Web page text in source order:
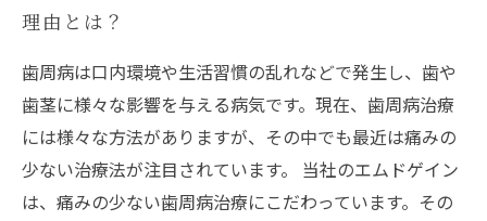
理由とは？
歯周病は口内環境や生活習慣の乱れなどで発生し、歯や
歯茎に様々な影響を与える病気です。現在、歯周病治療
には様々な方法がありますが、その中でも最近は痛みの
少ない治療法が注目されています。 当社のエムドゲイン
は、痛みの少ない歯周病治療にこだわっています。その